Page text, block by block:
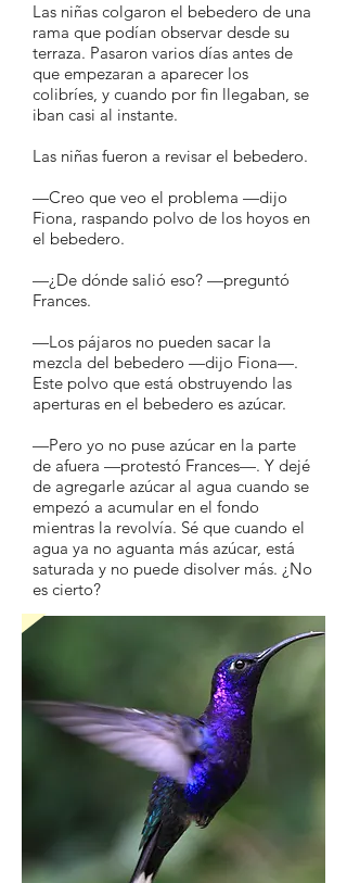
Las niñas colgaron el bebedero de una
rama que podían observar desde su
terraza. Pasaron varios días antes de
que empezaran a aparecer los
colibríes, y cuando por fin llegaban, se
iban casi al instante.
Las niñas fueron a revisar el bebedero.
—Creo que veo el problema —dijo
Fiona, raspando polvo de los hoyos en
el bebedero.
—¿De dónde salió eso? —preguntó
Frances.
—Los pájaros no pueden sacar la
mezcla del bebedero —dijo Fiona—.
Este polvo que está obstruyendo las
aperturas en el bebedero es azúcar.
—Pero yo no puse azúcar en la parte
de afuera —protestó Frances—. Y dejé
de agregarle azúcar al agua cuando se
empezó a acumular en el fondo
mientras la revolvía. Sé que cuando el
agua ya no aguanta más azúcar, está
saturada y no puede disolver más. ¿No
es cierto?